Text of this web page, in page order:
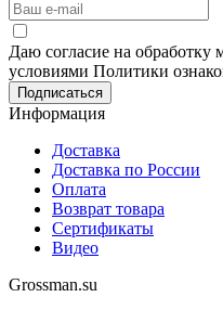
Даю согласие на
условиями Политики
Информация
Доставка
Доставка по России
Оплата
Возврат товара
Сертификаты
Видео
Grossman.su